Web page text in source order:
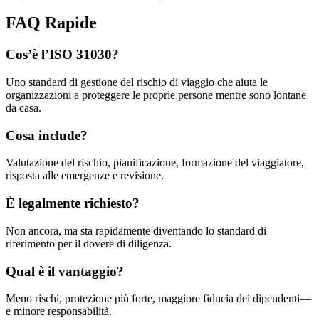
FAQ Rapide
Cos’è l’ISO 31030?
Uno standard di gestione del rischio di viaggio che aiuta le
organizzazioni a proteggere le proprie persone mentre sono lontane
da casa.
Cosa include?
Valutazione del rischio, pianificazione, formazione del viaggiatore,
risposta alle emergenze e revisione.
È legalmente richiesto?
Non ancora, ma sta rapidamente diventando lo standard di
riferimento per il dovere di diligenza.
Qual è il vantaggio?
Meno rischi, protezione più forte, maggiore fiducia dei dipendenti—
e minore responsabilità.